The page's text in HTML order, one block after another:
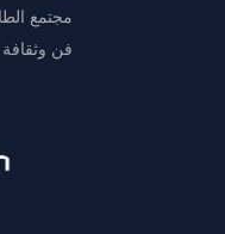
مجتمع
فن وثقافة